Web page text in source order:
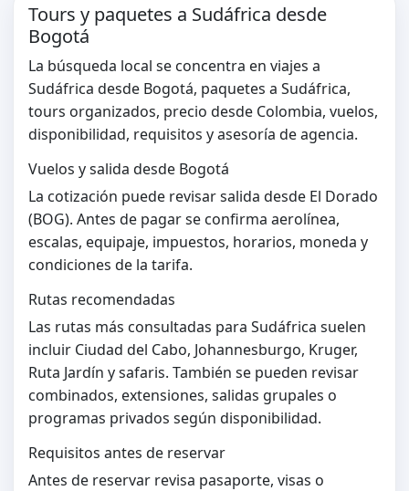
Tours y paquetes a Sudáfrica desde
Bogotá
La búsqueda local se concentra en viajes a
Sudáfrica desde Bogotá, paquetes a Sudáfrica,
tours organizados, precio desde Colombia, vuelos,
disponibilidad, requisitos y asesoría de agencia.
Vuelos y salida desde Bogotá
La cotización puede revisar salida desde El Dorado
(BOG). Antes de pagar se confirma aerolínea,
escalas, equipaje, impuestos, horarios, moneda y
condiciones de la tarifa.
Rutas recomendadas
Las rutas más consultadas para Sudáfrica suelen
incluir Ciudad del Cabo, Johannesburgo, Kruger,
Ruta Jardín y safaris. También se pueden revisar
combinados, extensiones, salidas grupales o
programas privados según disponibilidad.
Requisitos antes de reservar
Antes de reservar revisa pasaporte, visas o